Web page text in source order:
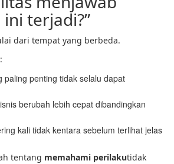
terjadi?”
dari tempat yang berbeda.
paling penting tidak selalu dapat
berubah lebih cepat dibandingkan
kali tidak kentara sebelum terlihat jelas
tentang memahami perilakutidak